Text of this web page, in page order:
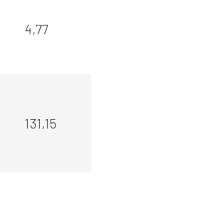
4,77
131,15